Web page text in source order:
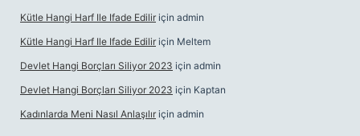
Kütle Hangi Harf Ile Ifade Edilir için admin
Kütle Hangi Harf Ile Ifade Edilir için Meltem
Devlet Hangi Borçları Siliyor 2023 için admin
Devlet Hangi Borçları Siliyor 2023 için Kaptan
Kadınlarda Meni Nasıl Anlaşılır için admin